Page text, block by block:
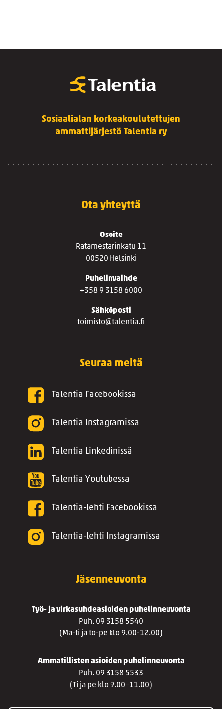
Sosiaalialan korkeakoulutettujen
ammattijärjestö Talentia ry
Ota yhteyttä
Osoite
Ratamestarinkatu 11
00520 Helsinki
Puhelinvaihde
+358 9 3158 6000
Sähköposti
toimisto@talentia.fi
Seuraa meitä
Talentia Facebookissa
Talentia Instagramissa
Talentia Linkedinissä
Talentia Youtubessa
Talentia-lehti Facebookissa
Talentia-lehti Instagramissa
Jäsenneuvonta
Työ- ja virkasuhdeasioiden puhelinneuvonta
Puh. 09 3158 5540
(Ma-ti ja to-pe klo 9.00-12.00)
Ammatillisten asioiden puhelinneuvonta
Puh. 09 3158 5533
(Ti ja pe klo 9.00–11.00)